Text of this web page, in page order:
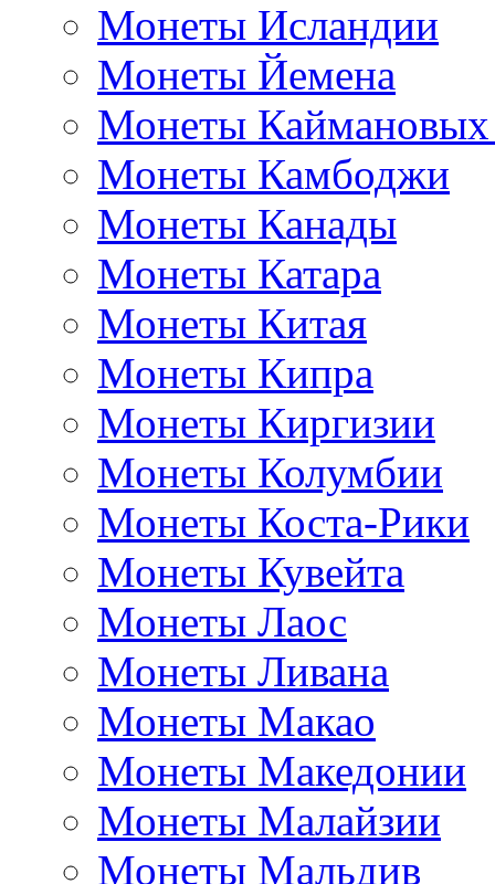
Монеты Исландии
Монеты Йемена
Монеты Каймановых
Монеты Камбоджи
Монеты Канады
Монеты Катара
Монеты Китая
Монеты Кипра
Монеты Киргизии
Монеты Колумбии
Монеты Коста-Рики
Монеты Кувейта
Монеты Лаос
Монеты Ливана
Монеты Макао
Монеты Македонии
Монеты Малайзии
Монеты Мальдив